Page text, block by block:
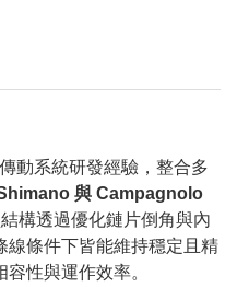
動系統研發經驗，整合多
與 Campagnolo
構透過優化鏈片倒角與內
線條件下皆能維持穩定且精
性與運作效率。